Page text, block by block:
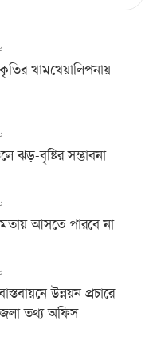
খামখেয়ালিপনায়
ঝড়-বৃষ্টির সম্ভাবনা
আসতে পারবে না
উন্নয়ন প্রচারে
তথ্য অফিস